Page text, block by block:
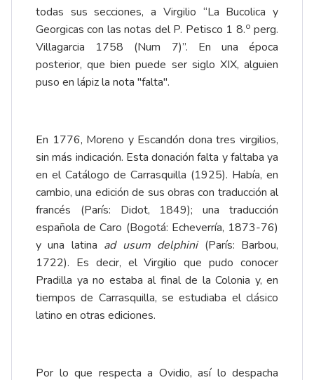
todas sus secciones, a Virgilio “La Bucolica y
Georgicas con las notas del P. Petisco 1 8.o perg.
Villagarcia 1758 (Num 7)”. En una época
posterior, que bien puede ser siglo XIX, alguien
puso en lápiz la nota "falta".
En 1776, Moreno y Escandón dona tres virgilios,
sin más indicación. Esta donación falta y faltaba ya
en el Catálogo de Carrasquilla (1925). Había, en
cambio, una edición de sus obras con traducción al
francés (París: Didot, 1849); una traducción
española de Caro (Bogotá: Echeverría, 1873-76)
y una latina ad usum delphini(París: Barbou,
1722). Es decir, el Virgilio que pudo conocer
Pradilla ya no estaba al final de la Colonia y, en
tiempos de Carrasquilla, se estudiaba el clásico
latino en otras ediciones.
Por lo que respecta a Ovidio, así lo despacha